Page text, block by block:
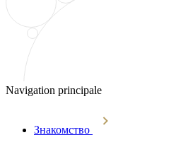
Navigation principale
Знакомство